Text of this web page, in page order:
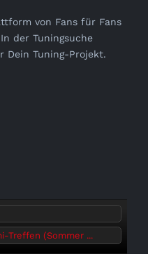
von Fans für Fans
der Tuningsuche
Dein Tuning-Projekt.
Treffen (Sommer ...